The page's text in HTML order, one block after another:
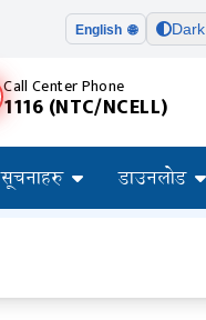
English 🌐 Dark
Call Center Phone
1116 (NTC/NCELL)
सूचनाहरु डाउनलोड